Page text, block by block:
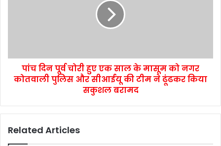
पांच दिन पूर्व चोरी हुए एक साल के मासूम को नगर
कोतवाली पुलिस और सीआईयू की टीम ने ढूंढकर किया
सकुशल बरामद
Related Articles